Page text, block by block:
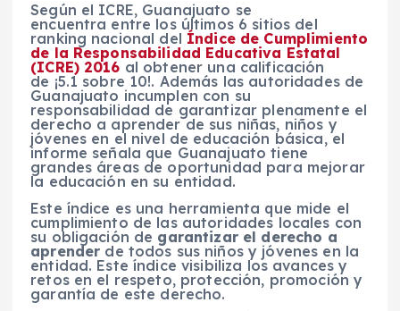
Según el ICRE, Guanajuato se
encuentra entre los últimos 6 sitios del
ranking nacional del Índice de Cumplimiento
de la Responsabilidad Educativa Estatal
(ICRE) 2016 al obtener una calificación
de ¡5.1 sobre 10!. Además las autoridades de
Guanajuato incumplen con su
responsabilidad de garantizar plenamente el
derecho a aprender de sus niñas, niños y
jóvenes en el nivel de educación básica, el
informe señala que Guanajuato tiene
grandes áreas de oportunidad para mejorar
la educación en su entidad.
Este índice es una herramienta que mide el
cumplimiento de las autoridades locales con
su obligación de garantizar el derecho a
aprender de todos sus niños y jóvenes en la
entidad. Este índice visibiliza los avances y
retos en el respeto, protección, promoción y
garantía de este derecho.